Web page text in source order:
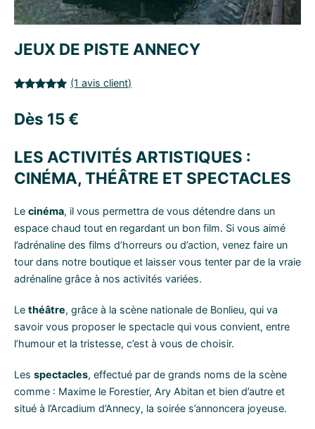
JEUX DE PISTE ANNECY
sur 5
client
(1 avis client)
Dès 15€
LES ACTIVITÉS ARTISTIQUES :
CINÉMA, THÉÂTRE ET SPECTACLES
Le cinéma, il vous permettra de vous détendre dans un
espace chaud tout en regardant un bon film. Si vous aimé
l’adrénaline des films d’horreurs ou d’action, venez faire un
tour dans notre boutique et laisser vous tenter par de la vraie
adrénaline grâce à nos activités variées.
Le théâtre, grâce à la scène nationale de Bonlieu, qui va
savoir vous proposer le spectacle qui vous convient, entre
l’humour et la tristesse, c’est à vous de choisir.
Les spectacles, effectué par de grands noms de la scène
comme : Maxime le Forestier, Ary Abitan et bien d’autre et
situé à l’Arcadium d’Annecy, la soirée s’annoncera joyeuse.